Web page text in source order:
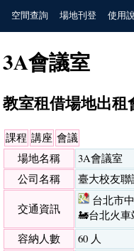
空間查詢 場地刊登 使用
3A會議室
教室租借場地出
課程 講座 會議
場地名稱
3A會議室
公司名稱
臺大校友聯
交通資訊
台北市
🚂台北火車
容納人數
60 人